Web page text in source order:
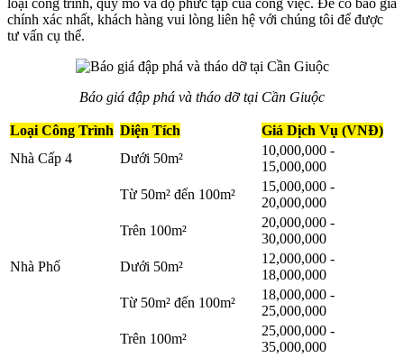
loại công trình, quy mô và độ phức tạp của công việc. Để có báo giá
chính xác nhất, khách hàng vui lòng liên hệ với chúng tôi để được
tư vấn cụ thể.
Báo giá đập phá và tháo dỡ tại Cần Giuộc
Loại Công Trình Diện Tích
Giá Dịch Vụ (VNĐ)
Nhà Cấp 4
Dưới 50m²
10,000,000 -
15,000,000
Từ 50m² đến 100m²
15,000,000 -
20,000,000
Trên 100m²
20,000,000 -
30,000,000
Nhà Phố
Dưới 50m²
12,000,000 -
18,000,000
Từ 50m² đến 100m²
18,000,000 -
25,000,000
Trên 100m²
25,000,000 -
35,000,000